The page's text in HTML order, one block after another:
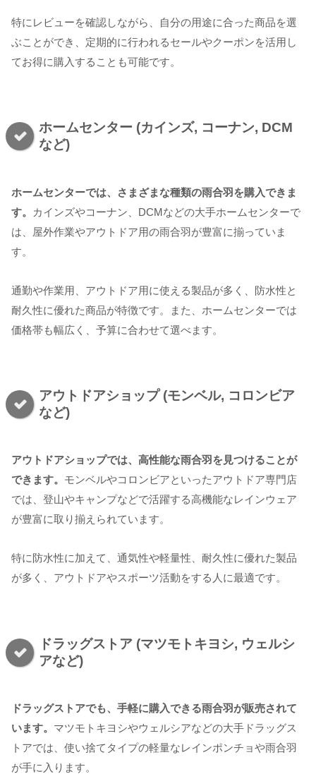
特にレビューを確認しながら、自分の用途に合った商品を選
ぶことができ、定期的に行われるセールやクーポンを活用し
てお得に購入することも可能です。
ホームセンター (カインズ, コーナン, DCM
など)
ホームセンターでは、さまざまな種類の雨合羽を購入できま
す。
カインズやコーナン、DCMなどの大手ホームセンターで
は、屋外作業やアウトドア用の雨合羽が豊富に揃っていま
す。
通勤や作業用、アウトドア用に使える製品が多く、防水性と
耐久性に優れた商品が特徴です。また、ホームセンターでは
価格帯も幅広く、予算に合わせて選べます。
アウトドアショップ (モンベル, コロンビア
など)
アウトドアショップでは、高性能な雨合羽を見つけることが
できます。 モンベルやコロンビアといったアウトドア専門店
では、登山やキャンプなどで活躍する高機能なレインウェア
が豊富に取り揃えられています。
特に防水性に加えて、通気性や軽量性、耐久性に優れた製品
が多く、アウトドアやスポーツ活動をする人に最適です。
ドラッグストア (マツモトキヨシ, ウェルシ
アなど)
ドラッグストアでも、手軽に購入できる雨合羽が販売されて
います。 マツモトキヨシやウェルシアなどの大手ドラッグス
トアでは、使い捨てタイプの軽量なレインポンチョや雨合羽
が手に入ります。